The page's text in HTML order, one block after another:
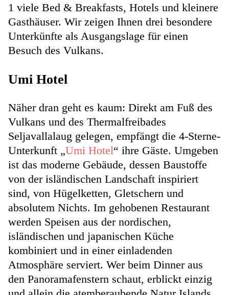
1 viele Bed & Breakfasts, Hotels und kleinere
Gasthäuser. Wir zeigen Ihnen drei besondere
Unterkünfte als Ausgangslage für einen
Besuch des Vulkans.
Umi Hotel
Näher dran geht es kaum: Direkt am Fuß des
Vulkans und des Thermalfreibades
Seljavallalaug gelegen, empfängt die 4-Sterne-
Unterkunft „Umi Hotel“ ihre Gäste. Umgeben
ist das moderne Gebäude, dessen Baustoffe
von der isländischen Landschaft inspiriert
sind, von Hügelketten, Gletschern und
absolutem Nichts. Im gehobenen Restaurant
werden Speisen aus der nordischen,
isländischen und japanischen Küche
kombiniert und in einer einladenden
Atmosphäre serviert. Wer beim Dinner aus
den Panoramafenstern schaut, erblickt einzig